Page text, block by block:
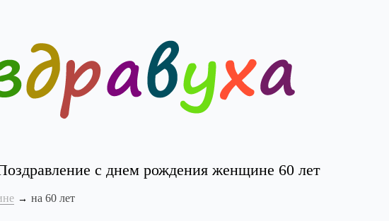
с днем рождения женщине 60 лет
на 60 лет